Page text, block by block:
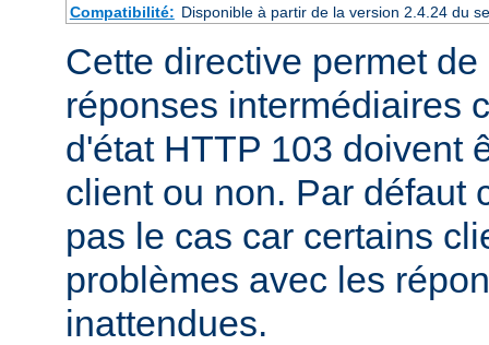
Compatibilité: Disponible à partir de la version 2.4.24 du
Cette directive permet
réponses intermédiaires
d'état HTTP 103 doivent
client ou non. Par défaut
pas le cas car certains
problèmes avec les
inattendues.